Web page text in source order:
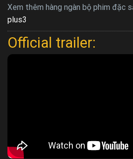
Xem thêm hàng ngàn bộ phim đặc
plus3
Official trailer: